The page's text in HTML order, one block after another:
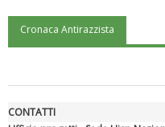
"Superare gli ostacoli": la
Cronaca Antirazzista
CONTATTI